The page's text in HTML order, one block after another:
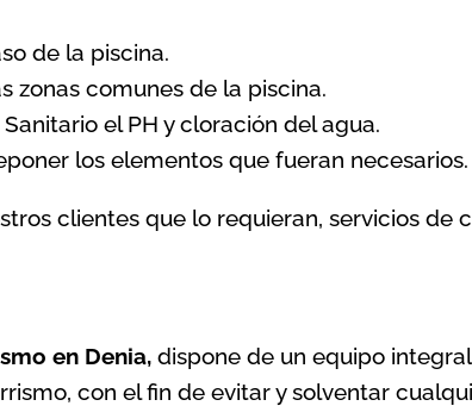
de la piscina.
zonas comunes de la piscina.
el PH y cloración del agua.
los elementos que fueran necesarios.
clientes que lo requieran, servicios de
en Denia, dispone de un equipo
con el fin de evitar y solventar